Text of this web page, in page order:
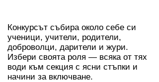
Конкурсът събира около себе си
ученици, учители, родители,
доброволци, дарители и жури.
Избери своята роля — всяка от тях
води към секция с ясни стъпки и
начини за включване.